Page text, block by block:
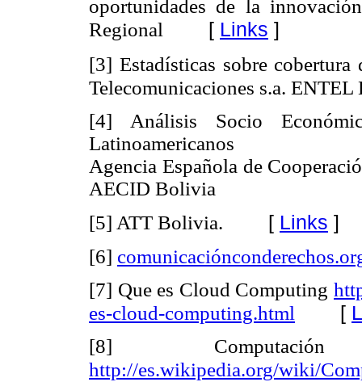
oportunidades de la
Regional [ Links ]
[3] Estadísticas sobre cobertura
Telecomunicaciones s.a.
[4] Análisis Socio
Latinoamericanos
Agencia Española de
AECID Bolivia
[5] ATT Bolivia. [ Links ]
[6]
[7] Que es Cloud Computing
es-cloud-computing.html [
[8]
http://es.wikipedia.org/wiki/